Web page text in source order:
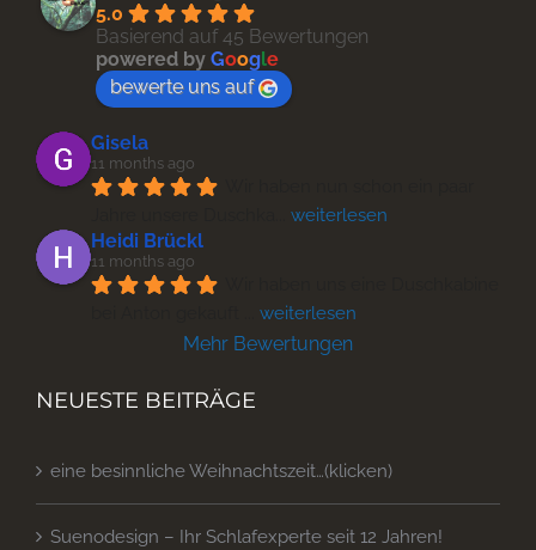
5.0
Basierend auf 45 Bewertungen
powered by Google
bewerte uns auf
Gisela
11 months ago
weiterlesen
Heidi Brückl
11 months ago
weiterlesen
Mehr Bewertungen
NEUESTE BEITRÄGE
eine besinnliche Weihnachtszeit…(klicken)
Suenodesign – Ihr Schlafexperte seit 12 Jahren!